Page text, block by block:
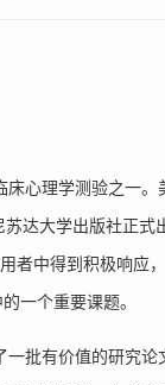
心理学测验之一。
达大学出版社正式
者中得到积极响应
一个重要课题。
批有价值的研究论